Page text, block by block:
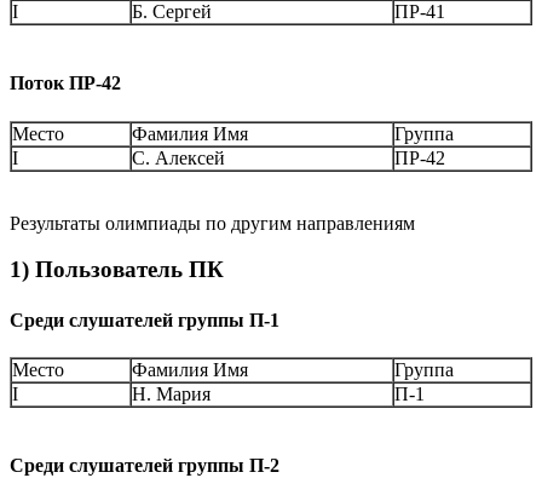
I
Б. Сергей ПР-41
Поток ПР-42
Место Фамилия Имя
Группа
I
С. Алексей ПР-42
Результаты олимпиады по другим направлениям
1) Пользователь ПК
Среди слушателей группы П-1
Место Фамилия Имя
Группа
I
Н. Мария П-1
Среди слушателей группы П-2